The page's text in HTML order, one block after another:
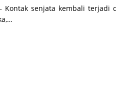
Kontak senjata kembali terjadi